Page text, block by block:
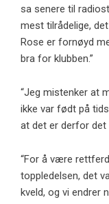
sa senere til
mest tilrådelige,
Rose er fornøyd
bra for klubben.”
“Jeg mistenker at
ikke var født på
at det er derfor det
“For å være
toppledelsen, det
kveld, og vi endrer